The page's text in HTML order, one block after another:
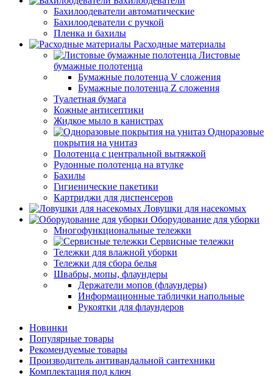
Бахилоодеватели автоматические
Бахилоодеватели с ручкой
Пленка и бахилы
Расходные материалы
Листовые
бумажные полотенца
Бумажные полотенца V сложения
Бумажные полотенца Z сложения
Туалетная бумага
Кожные антисептики
Жидкое мыло в канистрах
Одноразовые
покрытия на унитаз
Полотенца с центральной вытяжкой
Рулонные полотенца на втулке
Бахилы
Гигиенические пакетики
Картриджи для диспенсеров
Ловушки для насекомых
Оборудование для уборки
Многофункциональные тележки
Сервисные тележки
Тележки для влажной уборки
Тележки для сбора белья
Швабры, мопы, флаундеры
Держатели мопов (флаундеры)
Информационные таблички напольные
Рукоятки для флаундеров
Новинки
Популярные товары
Рекомендуемые товары
Производитель антивандальной сантехники
Комплектация под ключ